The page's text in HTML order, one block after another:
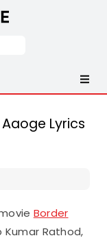
Lyrics
Border
Kumar Rathod,